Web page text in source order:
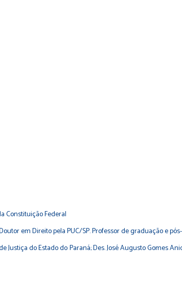
Constituição Federal
em Direito pela PUC/SP. Professor de graduação e
Justiça do Estado do Paraná; Des. José Augusto Gomes